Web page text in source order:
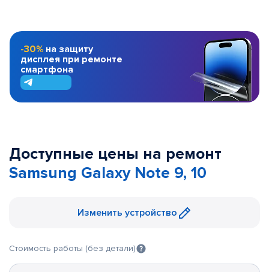
-30% на защиту
дисплея при ремонте
смартфона
Доступные цены на ремонт
Samsung Galaxy Note 9, 10
Изменить устройство
Стоимость работы (без детали)